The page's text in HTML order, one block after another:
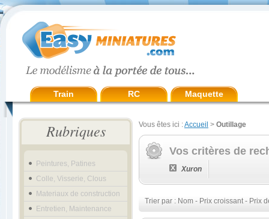
Train RC Maquette
Rubriques
Peintures, Patines
Colle, Visserie, Clous
Materiaux de construction
Entretien, Maintenance
Vous êtes ici :Accueil > Outillage
Vos critères de
Xuron
Trier par : Nom - Prix croissant- Prix